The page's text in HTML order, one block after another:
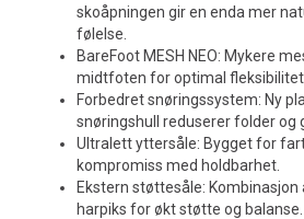
skoåpningen gir en enda mer
følelse.
BareFoot MESH NEO: Mykere
midtfoten for optimal
Forbedret snøringssystem: Ny
snøringshull reduserer folder og
Ultralett yttersåle: Bygget for
kompromiss med holdbarhet.
Ekstern støttesåle: Kombinasjon
harpiks for økt støtte og balanse.